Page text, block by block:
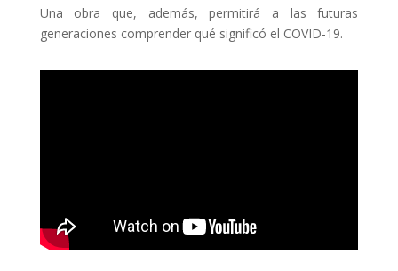
Una obra que, además, permitirá a las futuras
generaciones comprender qué significó el COVID-19.